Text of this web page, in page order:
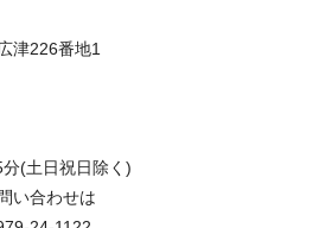
津226番地1
(土日祝日除く)
い合わせは